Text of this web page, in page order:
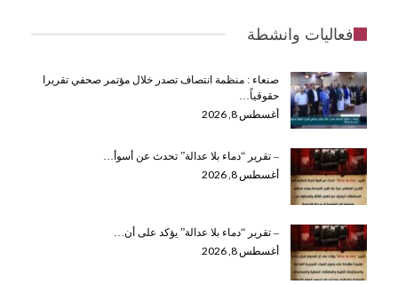
فعاليات وانشطة
صنعاء : منظمة انتصاف تصدر خلال مؤتمر صحفي تقريرا
حقوقياً…
أغسطس 8, 2026
– تقرير “دماء بلا عدالة” تحدث عن أسوأ…
أغسطس 8, 2026
– تقرير “دماء بلا عدالة” يؤكد على أن…
أغسطس 8, 2026